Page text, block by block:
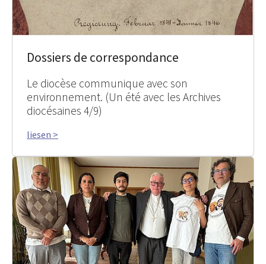
Dossiers de correspondance
Le diocèse communique avec son
environnement. (Un été avec les Archives
diocésaines 4/9)
liesen >